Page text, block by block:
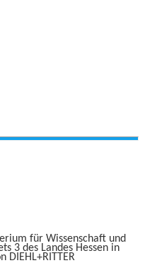
für Wissenschaft und
3 des Landes Hessen in
DIEHL+RITTER